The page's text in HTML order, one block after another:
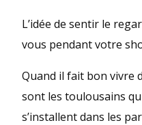
L’idée de sentir le
vous pendant votre
Quand il fait bon vivre
sont les toulousains
s’installent dans les